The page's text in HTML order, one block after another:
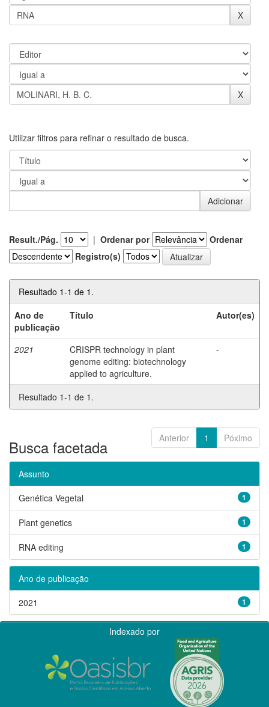
Utilizar filtros para refinar o resultado de busca.
Result./Pág. | Ordenar por
Ordenar
Registro(s)
Resultado 1-1 de 1.
Ano de
publicação
Título Autor(es)
2021
CRISPR technology in plant
genome editing: biotechnology
applied to agriculture.
-
Resultado 1-1 de 1.
Anterior 1 Póximo
Busca facetada
Assunto
1
Genética Vegetal
1
Plant genetics
1
RNA editing
Ano de publicação
1
2021
Indexado por